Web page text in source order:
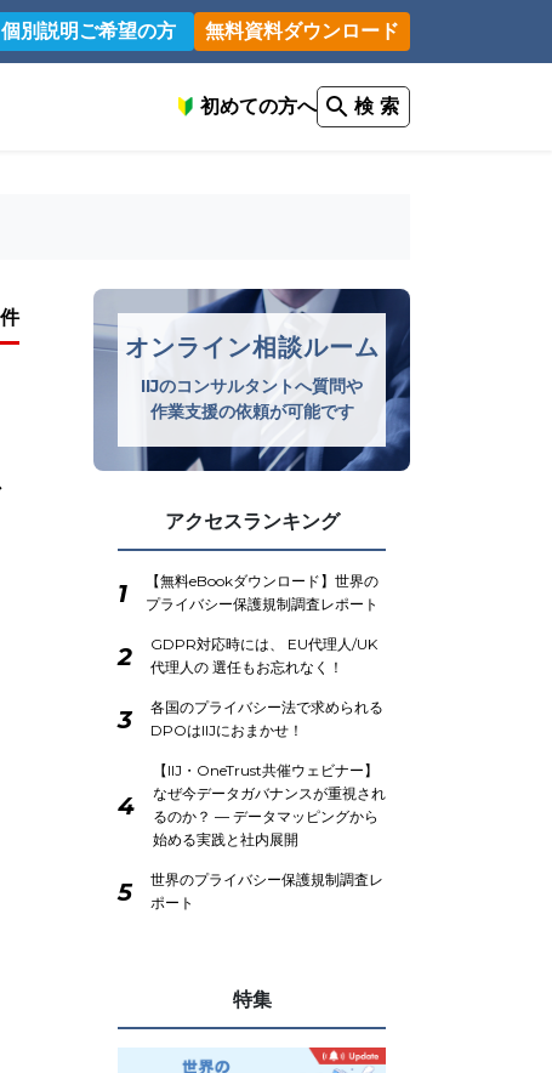
個別説明ご希望の方 無料資料ダウンロード
初めての方へ 検 索
オンライン相談ルーム
IIJのコンサルタントへ質問や
作業支援の依頼が可能です
アクセスランキング
1
【無料eBookダウンロード】世界の
プライバシー保護規制調査レポート
2
GDPR対応時には、 EU代理人/UK
代理人の 選任もお忘れなく！
3
各国のプライバシー法で求められる
DPOはIIJにおまかせ！
4
【IIJ・OneTrust共催ウェビナー】
なぜ今データガバナンスが重視され
るのか？ ― データマッピングから
始める実践と社内展開
5
世界のプライバシー保護規制調査レ
ポート
特集